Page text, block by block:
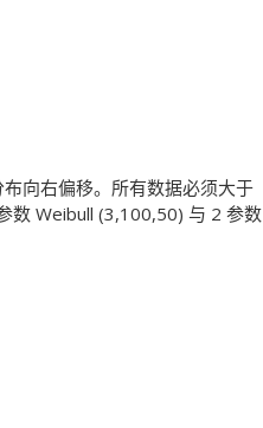
向右偏移。所有数据必须大于
数 Weibull (3,100,50) 与 2 参数